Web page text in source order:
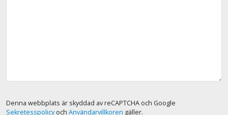
Denna webbplats är skyddad av reCAPTCHA och Google
Sekretesspolicyoch Användarvillkoren gäller.